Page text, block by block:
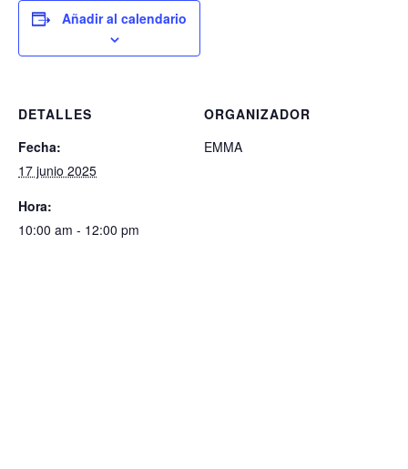
Añadir al calendario
DETALLES
Fecha:
17 junio 2025
Hora:
10:00 am - 12:00 pm
ORGANIZADOR
EMMA